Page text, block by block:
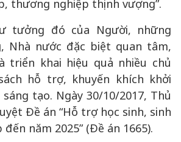
thương nghiệp thịnh vượng”.
tưởng đó của Người, những
Nhà nước đặc biệt quan tâm,
triển khai hiệu quả nhiều chủ
hỗ trợ, khuyến khích khởi
tạo. Ngày 30/10/2017, Thủ
Đề án “Hỗ trợ học sinh, sinh
năm 2025” (Đề án 1665).